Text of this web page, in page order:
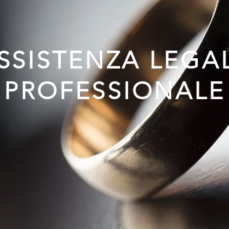
PROFESSIONALE